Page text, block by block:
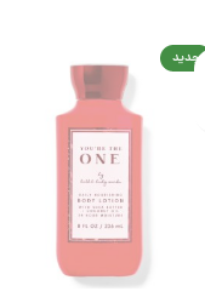
جدید